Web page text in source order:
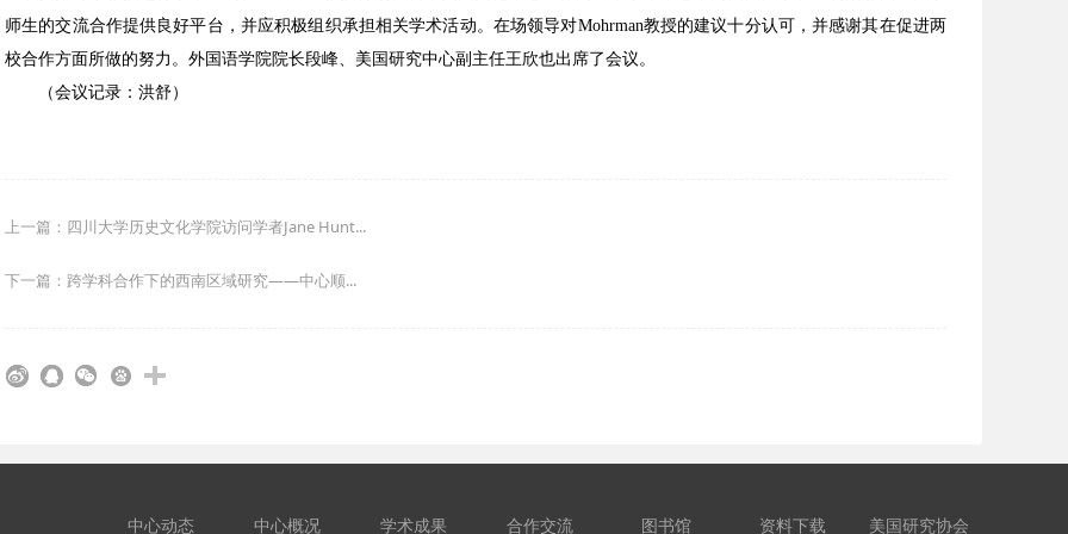
师生的交流合作提供良好平台，并应积极组织承担相关学术活动。在场领导对Mohrman教授的建议十分认可，并感谢其在促进两
校合作方面所做的努力。外国语学院院长段峰、美国研究中心副主任王欣也出席了会议。
（会议记录：洪舒）
上一篇：四川大学历史文化学院访问学者Jane Hunt...
下一篇：跨学科合作下的西南区域研究——中心顺...
中心动态 中心概况 学术成果 合作交流 图书馆 资料下载 美国研究协会